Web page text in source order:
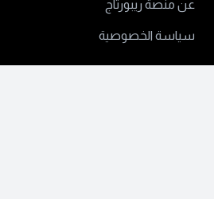
عن منصة ريبورتاج
سياسة الخصوصية